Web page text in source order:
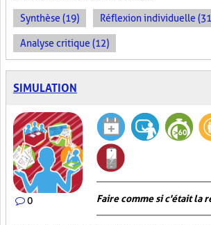
Synthèse (19) Réflexion individuelle
Analyse critique (12)
SIMULATION
0 Faire comme si c'était la